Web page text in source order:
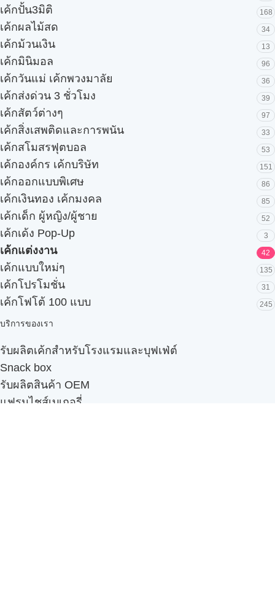
เค้กปั้น3มิติ 168
เค้กผลไม้สด 34
เค้กม้วนเงิน 13
เค้กมินิมอล 96
เค้กวันแม่ เค้กพวงมาลัย 36
เค้กส่งด่วน 3 ชั่วโมง 39
เค้กสัตว์ต่างๆ 97
เค้กสิ่งเสพติดและการพนัน 33
เค้กสโมสรฟุตบอล 53
เค้กองค์กร เค้กบริษัท 151
เค้กออกแบบพิเศษ 86
เค้กเงินทอง เค้กมงคล 85
เค้กเด็ก ผู้หญิง/ผู้ชาย 52
เค้กเด้ง Pop-Up 3
เค้กแต่งงาน 42
เค้กแบบใหม่ๆ 135
เค้กโปรโมชั่น 31
เค้กโฟโต้ 100 แบบ 245
บริการของเรา
รับผลิตเค้กสำหรับโรงแรมและบุฟเฟ่ต์
Snack box
รับผลิตสินค้า OEM
แฟรนไชส์เบเกอรี่